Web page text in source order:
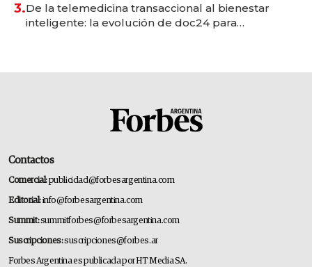
3.De la telemedicina transaccional al bienestar
inteligente: la evolución de doc24 para
Contactos
Comercial:publicidad@forbesargentina.com
Editorial:info@forbesargentina.com
Summit:summitforbes@forbesargentina.com
Suscripciones:suscripciones@forbes.ar
Forbes Argentina es publicada por HT Media SA.